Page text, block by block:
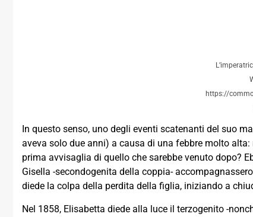
https://
In questo senso, uno degli eventi scatenanti del suo
aveva solo due anni) a causa di una febbre molto
prima avvisaglia di quello che sarebbe venuto dopo?
Gisella -secondogenita della coppia-
diede la colpa della perdita della figlia, iniziando a
Nel 1858, Elisabetta diede alla luce il terzogenito -